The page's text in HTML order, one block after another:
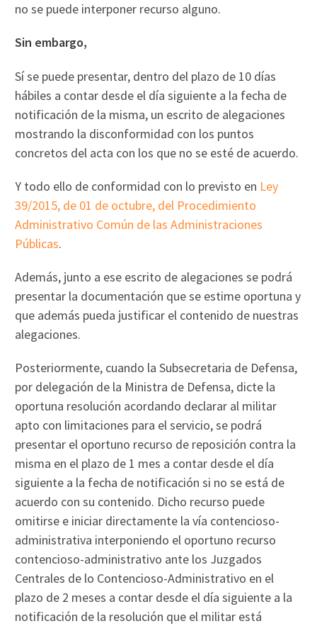
no se puede interponer recurso alguno.
Sin embargo,
Sí se puede presentar, dentro del plazo de 10 días
hábiles a contar desde el día siguiente a la fecha de
notificación de la misma, un escrito de alegaciones
mostrando la disconformidad con los puntos
concretos del acta con los que no se esté de acuerdo.
Y todo ello de conformidad con lo previsto en Ley
39/2015, de 01 de octubre, del Procedimiento
Administrativo Común de las Administraciones
Públicas.
Además, junto a ese escrito de alegaciones se podrá
presentar la documentación que se estime oportuna y
que además pueda justificar el contenido de nuestras
alegaciones.
Posteriormente, cuando la Subsecretaria de Defensa,
por delegación de la Ministra de Defensa, dicte la
oportuna resolución acordando declarar al militar
apto con limitaciones para el servicio, se podrá
presentar el oportuno recurso de reposición contra la
misma en el plazo de 1 mes a contar desde el día
siguiente a la fecha de notificación si no se está de
acuerdo con su contenido. Dicho recurso puede
omitirse e iniciar directamente la vía contencioso-
administrativa interponiendo el oportuno recurso
contencioso-administrativo ante los Juzgados
Centrales de lo Contencioso-Administrativo en el
plazo de 2 meses a contar desde el día siguiente a la
notificación de la resolución que el militar está